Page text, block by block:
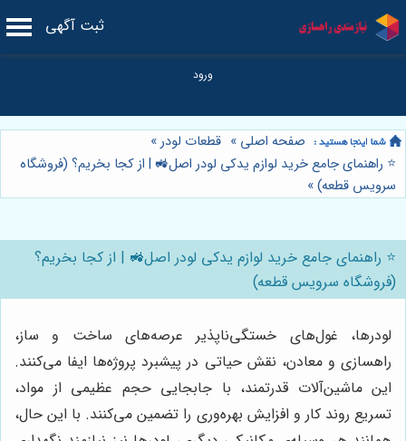
ثبت آگهی
صفحه اصلی » قطعات لودر»
⭐️ راهنمای جامع خرید لوازم یدکی لودر اصل🚜 | از کجا بخریم؟ (فروشگاه
سرویس قطعه)»
⭐️ راهنمای جامع خرید لوازم یدکی لودر اصل🚜 | از کجا بخریم؟
(فروشگاه سرویس قطعه)
لودرها، غول‌های خستگی‌ناپذیر عرصه‌های ساخت و ساز،
راهسازی و معادن، نقش حیاتی در پیشبرد پروژه‌ها ایفا می‌کنند.
این ماشین‌آلات قدرتمند، با جابجایی حجم عظیمی از مواد،
تسریع روند کار و افزایش بهره‌وری را تضمین می‌کنند. با این حال،